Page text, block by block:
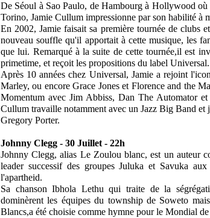
De Séoul à Sao Paulo, de Hambourg à Hollywood
Torino, Jamie Cullum impressionne par son habilité à
En 2002, Jamie faisait sa première tournée de clubs
nouveau souffle qu'il apportait à cette musique, les
que lui. Remarqué à la suite de cette tournée,il est
primetime, et reçoit les propositions du label Universal.
Après 10 années chez Universal, Jamie a rejoint
Marley, ou encore Grace Jones et Florence and the
Momentum avec Jim Abbiss, Dan The Automator
Cullum travaille notamment avec un Jazz Big Band
Gregory Porter.
Johnny Clegg - 30 Juillet - 22h
Johnny Clegg, alias Le Zoulou blanc, est un auteur­
leader successif des groupes Juluka et Savuka
l'apartheid.
Sa chanson Ibhola Lethu qui traite de la
dominèrent les équipes du township de Soweto
Blancs,a été choisie comme hymne pour le Mondial